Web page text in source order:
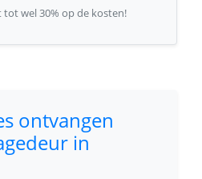
tot wel 30% op de kosten!
ontvangen
in